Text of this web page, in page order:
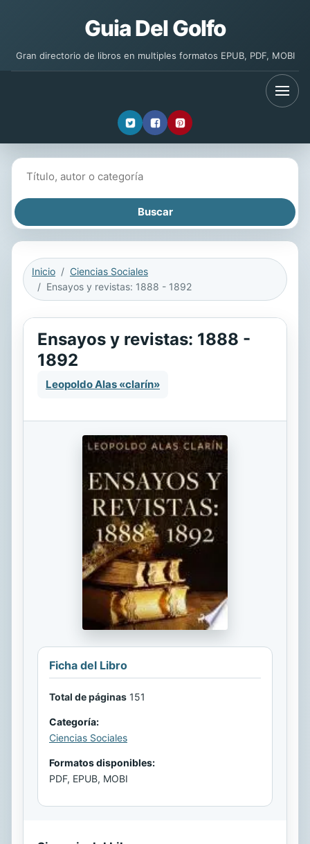
Guia Del Golfo
Gran directorio de libros en multiples formatos EPUB, PDF, MOBI
Inicio
Ciencias Sociales
Ensayos y revistas: 1888 - 1892
Ensayos y revistas: 1888 -
1892
Leopoldo Alas «clarín»
Ficha del Libro
Total de páginas 151
Categoría:
Ciencias Sociales
Formatos disponibles:
PDF, EPUB, MOBI